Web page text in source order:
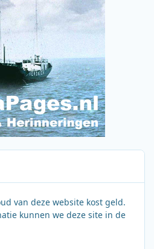
van deze website kost geld.
kunnen we deze site in de